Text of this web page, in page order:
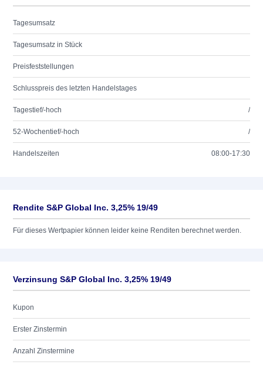
Tagesumsatz
Tagesumsatz in Stück
Preisfeststellungen
Schlusspreis des letzten Handelstages
Tagestief/-hoch /
52-Wochentief/-hoch /
Handelszeiten 08:00-17:30
Rendite S&P Global Inc. 3,25% 19/49
Für dieses Wertpapier können leider keine Renditen berechnet werden.
Verzinsung S&P Global Inc. 3,25% 19/49
Kupon
Erster Zinstermin
Anzahl Zinstermine